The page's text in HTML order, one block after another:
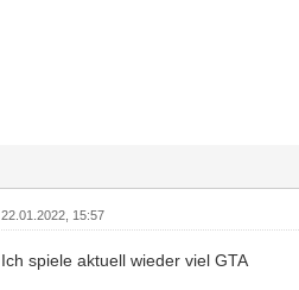
22.01.2022, 15:57
Ich spiele aktuell wieder viel GTA